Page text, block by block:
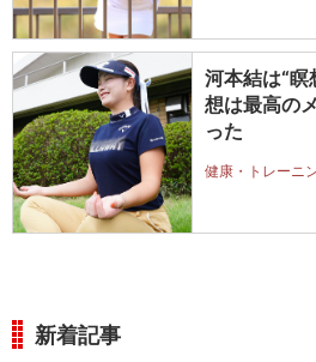
河本結は“瞑
想は最高の
った
健康・トレーニ
新着記事